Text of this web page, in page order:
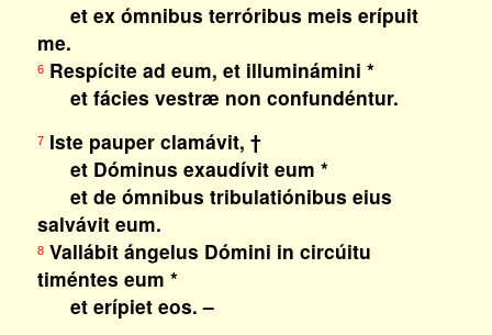
et ex ómnibus terróribus meis erípuit
me.
6Respícite ad eum, et illuminámini *
et fácies vestræ non confundéntur.
7Iste pauper clamávit, †
et Dóminus exaudívit eum *
et de ómnibus tribulatiónibus eius
salvávit eum.
8Vallábit ángelus Dómini in circúitu
timéntes eum *
et erípiet eos. –